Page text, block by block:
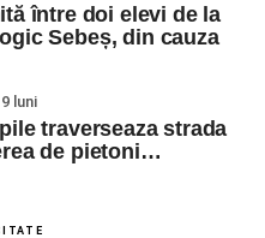
între doi elevi de la
Sebeș, din cauza
luni
traverseaza strada
de pietoni…